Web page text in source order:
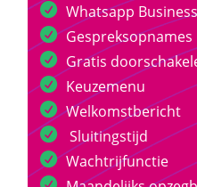
Whatsapp
Gespreksopnames
Gratis
Keuzemenu
Welkomstbericht
Sluitingstijd
Wachtrijfunctie